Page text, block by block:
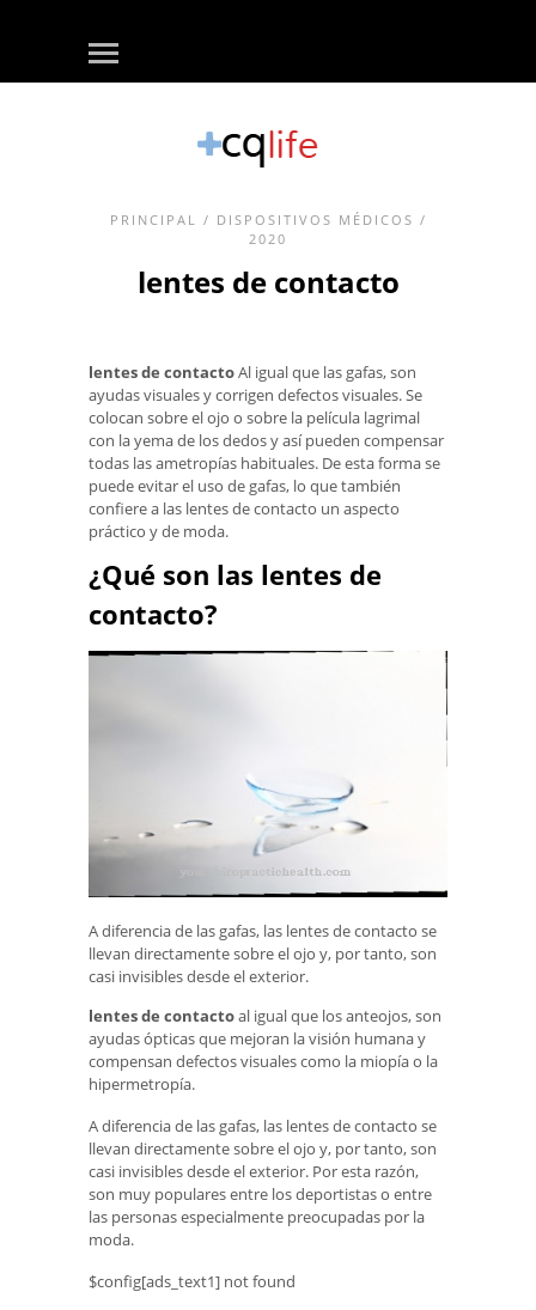
PRINCIPAL / DISPOSITIVOS MÉDICOS /
2020
lentes de contacto
lentes de contactoAl igual que las gafas, son
ayudas visuales y corrigen defectos visuales. Se
colocan sobre el ojo o sobre la película lagrimal
con la yema de los dedos y así pueden compensar
todas las ametropías habituales. De esta forma se
puede evitar el uso de gafas, lo que también
confiere a las lentes de contacto un aspecto
práctico y de moda.
¿Qué son las lentes de
contacto?
A diferencia de las gafas, las lentes de contacto se
llevan directamente sobre el ojo y, por tanto, son
casi invisibles desde el exterior.
lentes de contactoal igual que los anteojos, son
ayudas ópticas que mejoran la visión humana y
compensan defectos visuales como la miopía o la
hipermetropía.
A diferencia de las gafas, las lentes de contacto se
llevan directamente sobre el ojo y, por tanto, son
casi invisibles desde el exterior. Por esta razón,
son muy populares entre los deportistas o entre
las personas especialmente preocupadas por la
moda.
$config[ads_text1] not found